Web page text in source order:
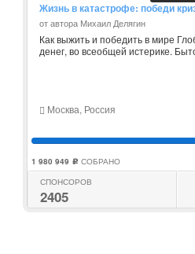
Жизнь в катастрофе: победи
от автора Михаил Делягин
Как выжить и победить в мире
денег, во всеобщей истерике.
Москва, Россия
1 980 949 c СОБРАНО
СПОНСОРОВ
2405